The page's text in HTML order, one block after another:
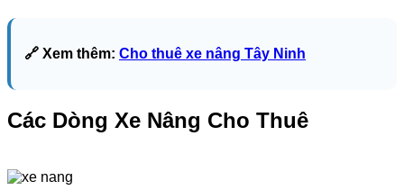
🔗 Xem thêm: Cho thuê xe nâng Tây Ninh
Các Dòng Xe Nâng Cho Thuê